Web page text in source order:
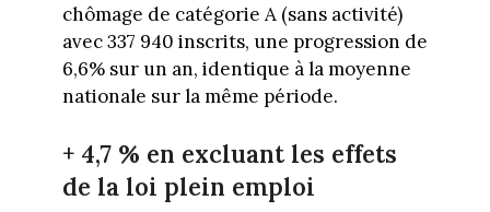
chômage de catégorie A (sans activité)
avec 337 940 inscrits, une progression de
6,6% sur un an, identique à la moyenne
nationale sur la même période.
+ 4,7 % en excluant les effets
de la loi plein emploi